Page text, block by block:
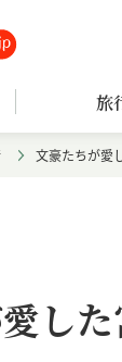
旅
文豪たちが愛
し